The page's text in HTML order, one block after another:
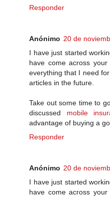
Responder
Anónimo 20 de
I have just started
have come across
everything that I need
articles in the future.
Take out some time to
discussed mobile
advantage of buying a
Responder
Anónimo 20 de
I have just started
have come across